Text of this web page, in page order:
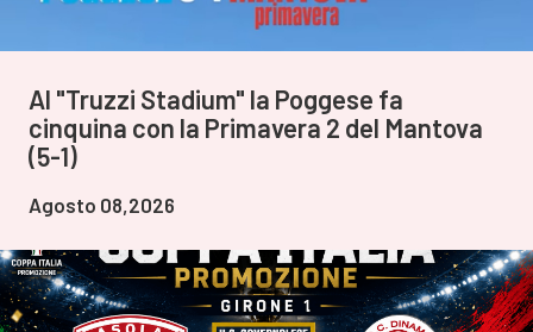
Al "Truzzi Stadium" la Poggese fa
cinquina con la Primavera 2 del Mantova
(5-1)
Agosto 08,2026